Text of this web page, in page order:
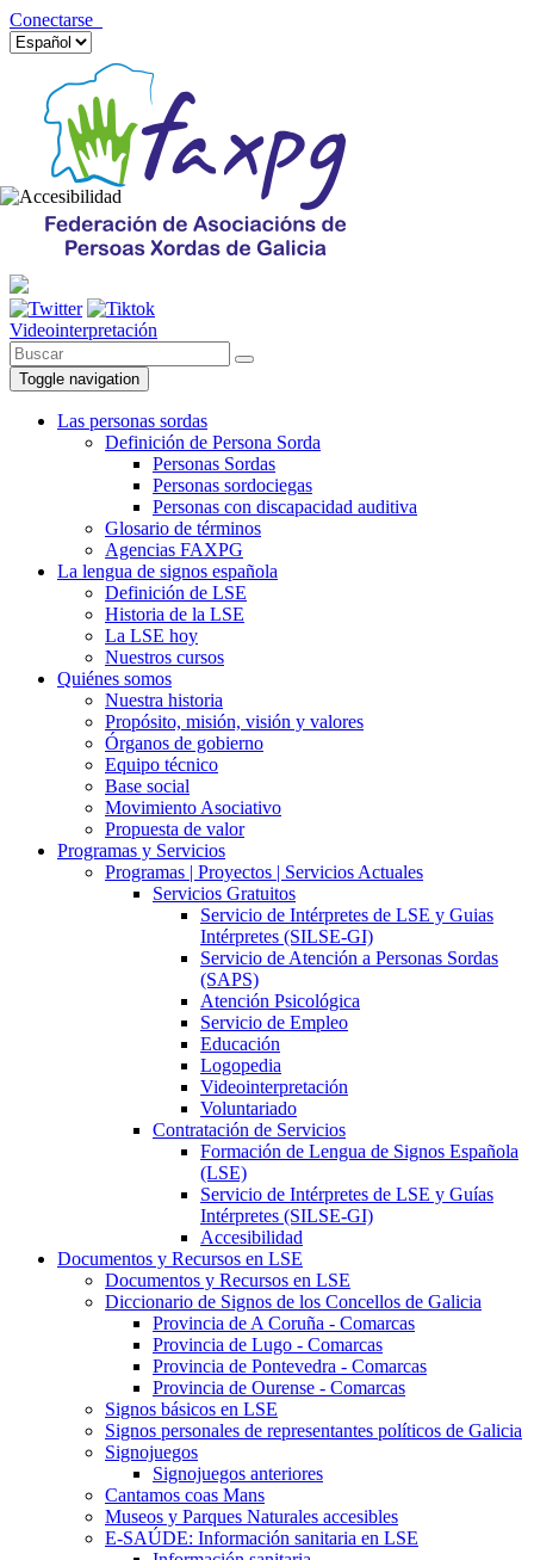
Conectarse
Videointerpretación
Toggle navigation
Las personas sordas
Definición de Persona Sorda
Personas Sordas
Personas sordociegas
Personas con discapacidad auditiva
Glosario de términos
Agencias FAXPG
La lengua de signos española
Definición de LSE
Historia de la LSE
La LSE hoy
Nuestros cursos
Quiénes somos
Nuestra historia
Propósito, misión, visión y valores
Órganos de gobierno
Equipo técnico
Base social
Movimiento Asociativo
Propuesta de valor
Programas y Servicios
Programas | Proyectos | Servicios Actuales
Servicios Gratuitos
Servicio de Intérpretes de LSE y Guias
Intérpretes (SILSE-GI)
Servicio de Atención a Personas Sordas
(SAPS)
Atención Psicológica
Servicio de Empleo
Educación
Logopedia
Videointerpretación
Voluntariado
Contratación de Servicios
Formación de Lengua de Signos Española
(LSE)
Servicio de Intérpretes de LSE y Guías
Intérpretes (SILSE-GI)
Accesibilidad
Documentos y Recursos en LSE
Documentos y Recursos en LSE
Diccionario de Signos de los Concellos de Galicia
Provincia de A Coruña - Comarcas
Provincia de Lugo - Comarcas
Provincia de Pontevedra - Comarcas
Provincia de Ourense - Comarcas
Signos básicos en LSE
Signos personales de representantes políticos de Galicia
Signojuegos
Signojuegos anteriores
Cantamos coas Mans
Museos y Parques Naturales accesibles
E-SAÚDE: Información sanitaria en LSE